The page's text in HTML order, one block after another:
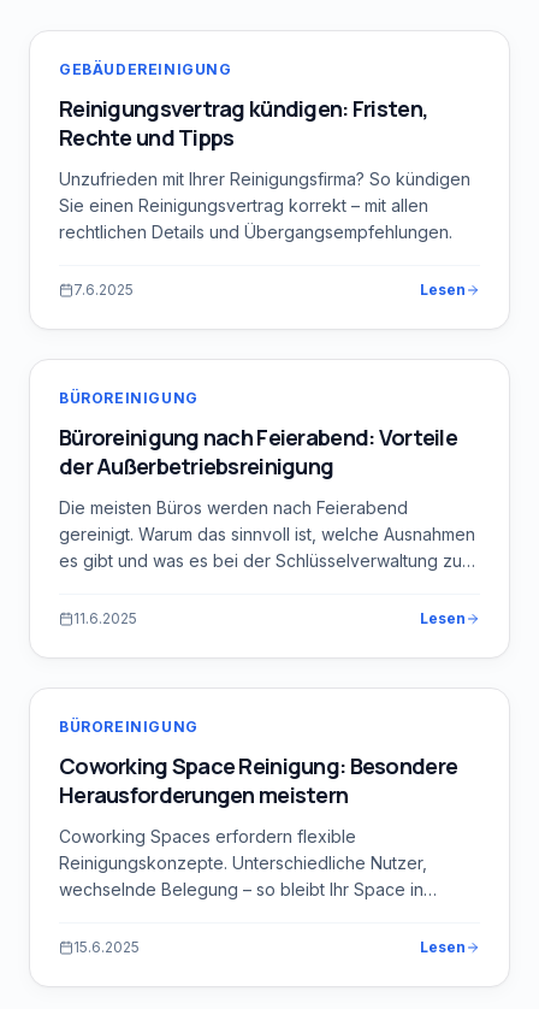
GEBÄUDEREINIGUNG
Reinigungsvertrag kündigen: Fristen,
Rechte und Tipps
Unzufrieden mit Ihrer Reinigungsfirma? So kündigen
Sie einen Reinigungsvertrag korrekt – mit allen
rechtlichen Details und Übergangsempfehlungen.
7.6.2025 Lesen
BÜROREINIGUNG
Büroreinigung nach Feierabend: Vorteile
der Außerbetriebsreinigung
Die meisten Büros werden nach Feierabend
gereinigt. Warum das sinnvoll ist, welche Ausnahmen
es gibt und was es bei der Schlüsselverwaltung zu
11.6.2025 Lesen
BÜROREINIGUNG
Coworking Space Reinigung: Besondere
Herausforderungen meistern
Coworking Spaces erfordern flexible
Reinigungskonzepte. Unterschiedliche Nutzer,
wechselnde Belegung – so bleibt Ihr Space in
15.6.2025 Lesen